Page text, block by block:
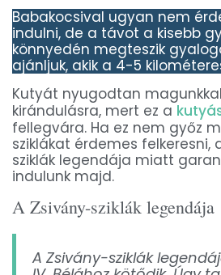
Babakocsival ugyan nem
indulni, de a távot a kisebb
könnyedén megteszik
ajánljuk, akik a 4-5
Kutyát nyugodtan
kirándulásra, mert ez a
fellegvára. Ha ez nem győz
sziklákat érdemes felkeresni,
sziklák legendája miatt
indulunk majd.
A Zsivány-sziklák legendája
A Zsivány-sziklák